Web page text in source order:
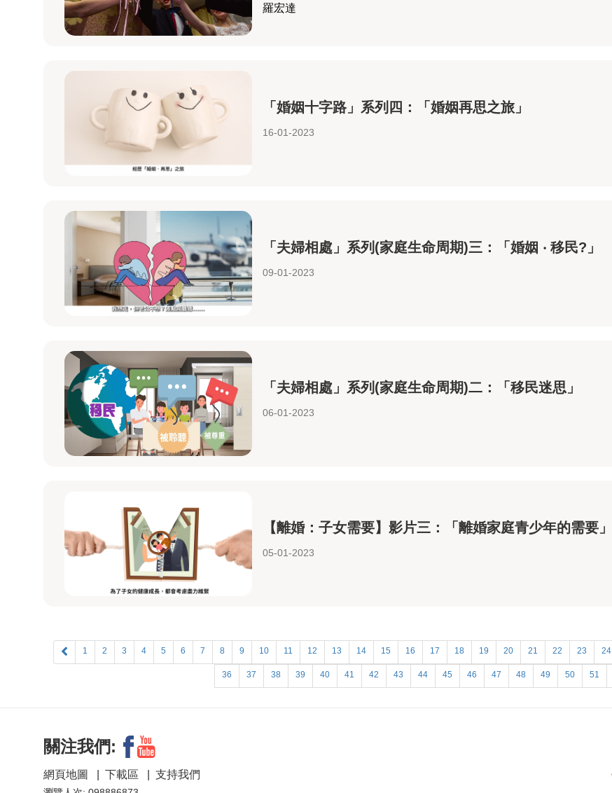
羅宏達
「婚姻十字路」系列四：「婚姻再思之旅」
16-01-2023
「夫婦相處」系列(家庭生命周期)三：「婚姻 ‧ 移民?」
09-01-2023
「夫婦相處」系列(家庭生命周期)二：「移民迷思」
06-01-2023
【離婚：子女需要】影片三：「離婚家庭青少年的需要」
05-01-2023
1 2 3 4 5 6 7 8 9 10 11 12 13 14 15 16 17 18 19 20 21 22 23 24
36 37 38 39 40 41 42 43 44 45 46 47 48 49 50 51
關注我們:
網頁地圖 下載區 支持我們